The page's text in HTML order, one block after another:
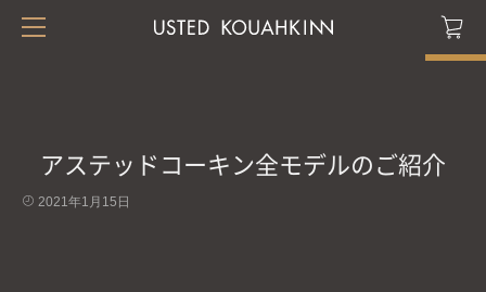
アステッドコーキン全モデルのご紹介
2021年1月15日